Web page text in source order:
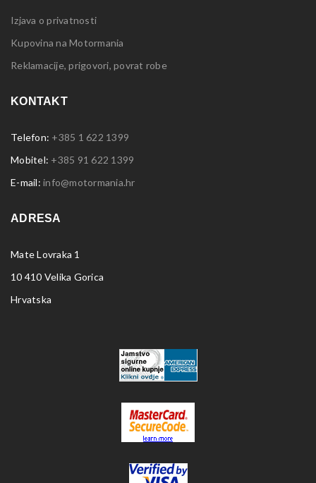
Izjava o privatnosti
Kupovina na Motormania
Reklamacije, prigovori, povrat robe
KONTAKT
Telefon: +385 1 622 1399
Mobitel: +385 91 622 1399
E-mail: info@motormania.hr
ADRESA
Mate Lovraka 1
10 410 Velika Gorica
Hrvatska